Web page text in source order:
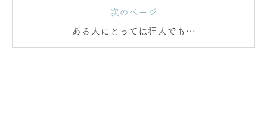
次のページ
ある人にとっては狂人でも…